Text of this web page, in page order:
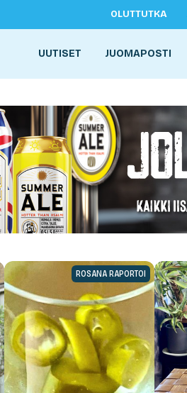
OLUTTUTKA
UUTISET JUOMAPOSTI
ROSANA RAPORTOI